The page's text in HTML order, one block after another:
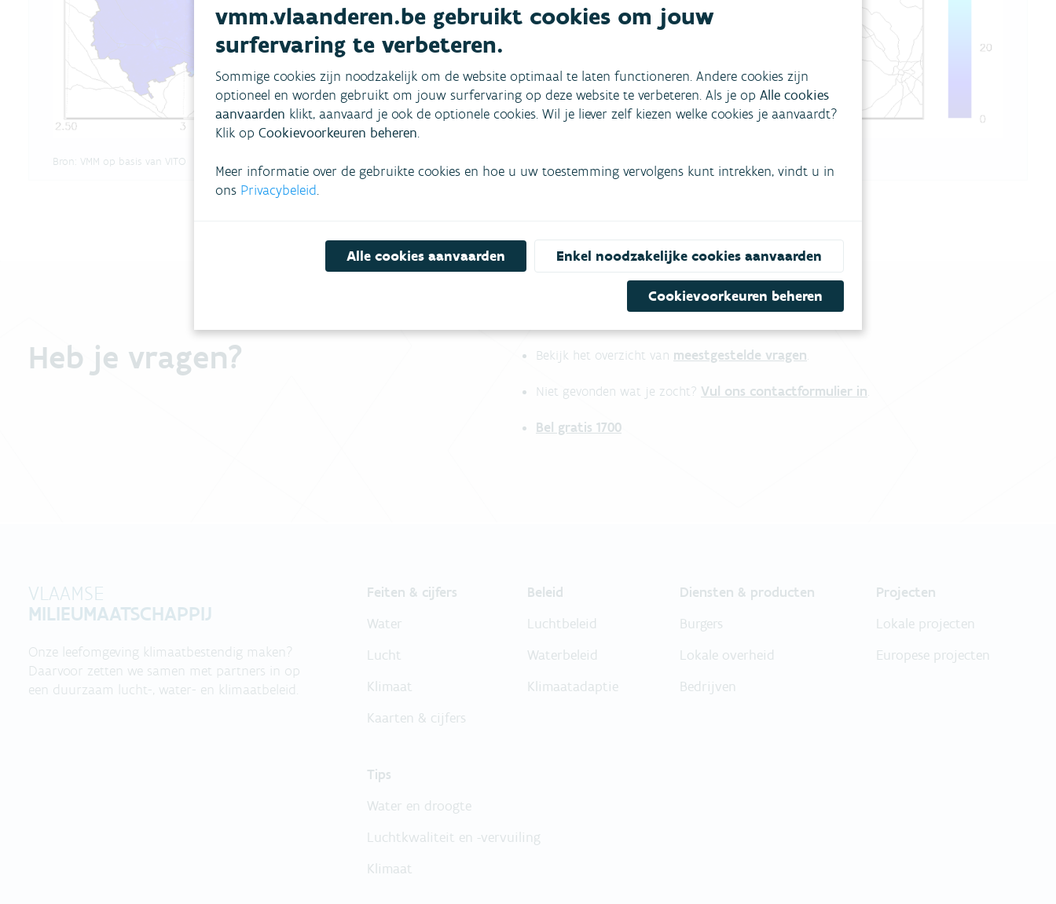
Bron: VMM op basis van VITO
Heb je vragen? Bekijk het overzicht van meestgestelde vragen
Niet gevonden wat je zocht? Vul ons contactformulier in
Bel gratis 1700
VLAAMSE
MILIEUMAATSCHAPPIJ
Onze leefomgeving klimaatbestendig maken?
Daarvoor zetten we samen met partners in op
een duurzaam lucht-, water- en klimaatbeleid.
Feiten & cijfers
Water
Lucht
Klimaat
Kaarten & cijfers
Beleid
Luchtbeleid
Waterbeleid
Klimaatadaptie
Diensten & producten
Burgers
Lokale overheid
Bedrijven
Projecten
Lokale projecten
Europese projecten
Tips
Water en droogte
Luchtkwaliteit en -vervuiling
Klimaat
vmm.vlaanderen.be gebruikt cookies om jouw
surfervaring te verbeteren.
Sommige cookies zijn noodzakelijk om de website optimaal te laten functioneren. Andere cookies zijn
optioneel en worden gebruikt om jouw surfervaring op deze website te verbeteren. Als je op Alle cookies
aanvaarden klikt, aanvaard je ook de optionele cookies. Wil je liever zelf kiezen welke cookies je aanvaardt?
Klik op Cookievoorkeuren beheren.
Meer informatie over de gebruikte cookies en hoe u uw toestemming vervolgens kunt intrekken, vindt u in
ons Privacybeleid.
Alle cookies aanvaarden Enkel noodzakelijke cookies aanvaarden
Cookievoorkeuren beheren